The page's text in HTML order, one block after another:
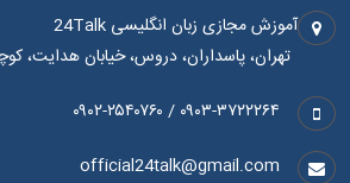
آموزش مجازی زبان انگلیسی 24Talk
تهران، پاسداران، دروس، خیابان هدایت،
۰۹۰۳-۳۷۲۲۲۶۴ / ۰۹۰۲-۲۵۴۰۷۶۰
official24talk@gmail.com